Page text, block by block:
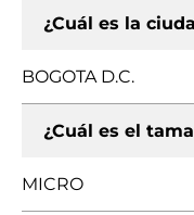
¿Cuál es la
BOGOTA D.C.
¿Cuál es el
MICRO